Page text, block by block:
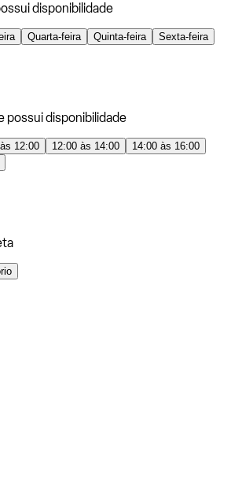
disponibilidade
Quarta-feira Quinta-feira
Sexta-feira
possui disponibilidade
12:00 12:00 às 14:00
14:00 às 16:00